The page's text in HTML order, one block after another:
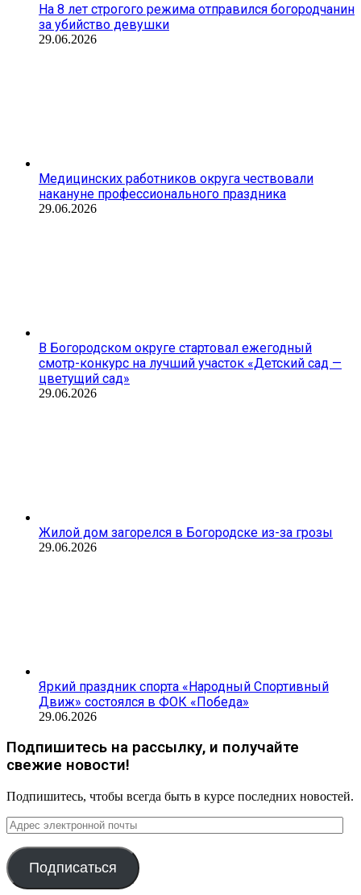
На 8 лет строгого режима отправился богородчанин
за убийство девушки
29.06.2026
Медицинских работников округа чествовали
накануне профессионального праздника
29.06.2026
В Богородском округе стартовал ежегодный
смотр-конкурс на лучший участок «Детский сад —
цветущий сад»
29.06.2026
Жилой дом загорелся в Богородске из-за грозы
29.06.2026
Яркий праздник спорта «Народный Спортивный
Движ» состоялся в ФОК «Победа»
29.06.2026
Подпишитесь на рассылку, и получайте
свежие новости!
Подпишитесь, чтобы всегда быть в курсе последних новостей.
Адрес
электронной
почты
Подписаться